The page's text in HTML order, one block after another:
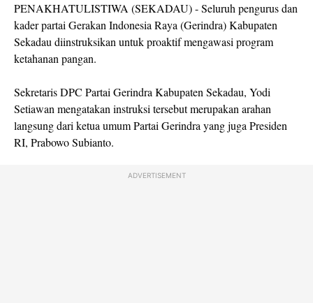
PENAKHATULISTIWA (SEKADAU) - Seluruh pengurus dan
kader partai Gerakan Indonesia Raya (Gerindra) Kabupaten
Sekadau diinstruksikan untuk proaktif mengawasi program
ketahanan pangan.
Sekretaris DPC Partai Gerindra Kabupaten Sekadau, Yodi
Setiawan mengatakan instruksi tersebut merupakan arahan
langsung dari ketua umum Partai Gerindra yang juga Presiden
RI, Prabowo Subianto.
ADVERTISEMENT